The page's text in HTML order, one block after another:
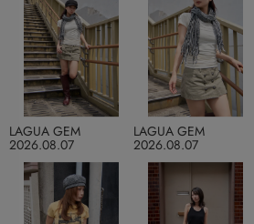
2026.08.07
LAGUA GEM
2026.08.07
LAGUA GEM